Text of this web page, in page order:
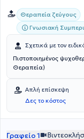
Θεραπεία ζεύγους
Γνωσιακή
Σχετικά με τον
Πιστοποιημένος
Θεραπεία)
Απλή επίσκεψη
Δες το κόστος
Γραφείο 1